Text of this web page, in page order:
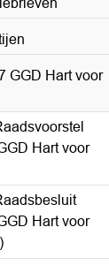
GGD Hart voor
Hart voor
Hart voor